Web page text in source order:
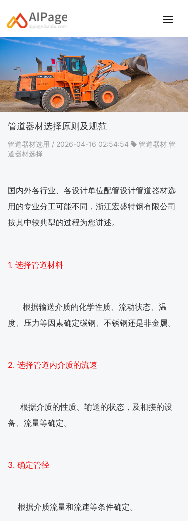
管道器材选择原则及规范
管道器材选用 / 2026-04-16 02:54:54 管道器材 管
道器材选择
国内外各行业、各设计单位配管设计管道器材选
用的专业分工可能不同，浙江宏盛特钢有限公司
按其中较典型的过程为您讲述。
1. 选择管道材料
根据输送介质的化学性质、流动状态、温
度、压力等因素确定碳钢、不锈钢还是非金属。
2. 选择管道内介质的流速
根据介质的性质、输送的状态，及相接的设
备、流量等确定。
3. 确定管径
根据介质流量和流速等条件确定。